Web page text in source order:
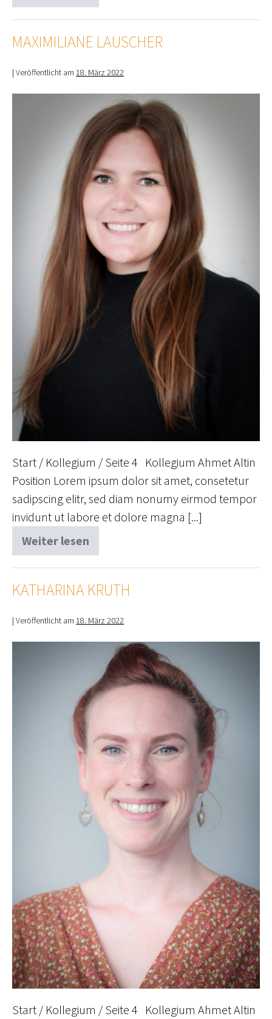
Le-
Josupeit
MAXIMILIANE LAUSCHER
| Veröffentlicht am 18. März 2022
Start / Kollegium / Seite 4 Kollegium Ahmet Altin
Position Lorem ipsum dolor sit amet, consetetur
sadipscing elitr, sed diam nonumy eirmod tempor
invidunt ut labore et dolore magna [...]
Weiter lesen
Maximiliane
Lauscher
KATHARINA KRUTH
| Veröffentlicht am 18. März 2022
Start / Kollegium / Seite 4 Kollegium Ahmet Altin